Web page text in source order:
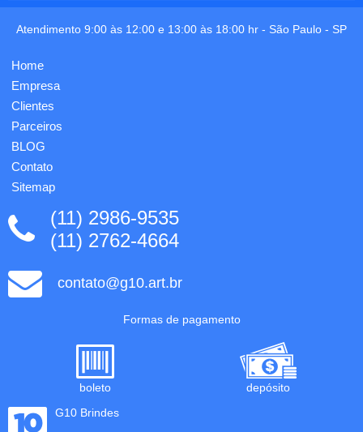
e rígido,
tampa
plástica
na cor
preta
com
suporte
embalagem
Atendimento 9:00 às 12:00 e 13:00 às 18:00 hr - São Paulo - SP
Home
Empresa
Clientes
Parceiros
BLOG
Contato
Sitemap
(11) 2986-9535
(11) 2762-4664
contato@g10.art.br
Formas de pagamento
boleto
depósito
G10 Brindes